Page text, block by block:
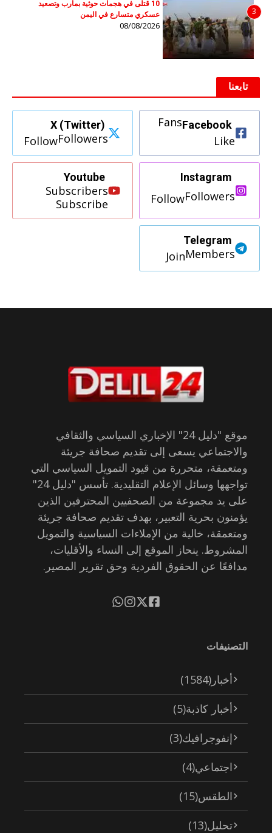
3
10 قتلى في هجمات حوثية بمأرب وتصعيد
عسكري متسارع في اليمن
08/08/2026
تابعنا
Facebook
Fans
Like
X (Twitter)
Followers
Follow
Instagram
Followers
Follow
Youtube
Subscribers
Subscribe
Telegram
Members
Join
موقع "دليل 24" الإخباري السياسي والثقافي
والاجتماعي يسعى إلى تقديم صحافة جريئة
ومتعمقة، متحررة من قيود التمويل السياسي التي
تواجهها وسائل الإعلام التقليدية. تأسس "دليل 24"
على يد مجموعة من الصحفيين المحترفين الذين
يؤمنون بحرية التعبير، بهدف تقديم صحافة جريئة
ومتعمقة، خالية من الإملاءات السياسية والتمويل
المشروط. ينحاز الموقع إلى النساء والأقليات،
مدافعًا عن الحقوق الفردية وحق تقرير المصير.
التصنيفات
أخبار (1584)
أخبار كاذبة(5)
إنفوجرافيك(3)
اجتماعي(4)
الطقس(15)
تحليل(13)